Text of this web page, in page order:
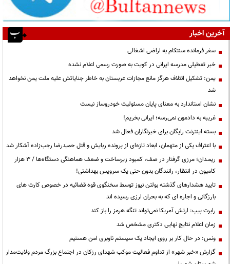
آخرین اخبار
سفر فرمانده سنتکام به اراضی اشغالی
خبر تعطیلی مدرسه ایرانی در کویت به صورت رسمی اعلام نشده
یمن: تشکیل ائتلاف هرگز مانع مجازات عربستان به خاطر جنایاتش علیه ملت یمن نخواهد
شد
نشان استاندارد به معنای پایان مسئولیت خودروساز نیست
غریبه به دادمون نمی‌رسه؛ ایرانی بخریم!
بسته اینترنت رایگان برای خبرنگاران فعال شد
با اعتراف یکی از متهمان، ابعاد تازه‌ای از پرونده ربایش و قتل حمیدرضا رجب‌زاده آشکار شد
ریمـدان؛ مرزی گرفتار در صف، کمبود زیرساخت و ضعف هماهنگی دستگاه‌ها / ۳ هزار
کامیون در انتظار، رانندگان بدون حتی یک سرویس بهداشتی!
تایید هشدارهای گذشته بولتن نیوز توسط سخنگوی قوه قضائیه در خصوص کارت های
بارزگانی و اجاره ای که به بحران ارزی رسیده اند
رابرت پیپ: ارتش آمریکا نمی‌تواند تنگه هرمز را باز کند
زمان اعلام نتایج نهایی دکتری مشخص شد
ونس: در حال کار بر روی ایجاد یک سیستم ناوبری امن هستیم
گزارش «خبر شهر» از تداوم فعالیت موکب شهدای رزکان در اجتماع بزرگ مردم ولایت‌مدار